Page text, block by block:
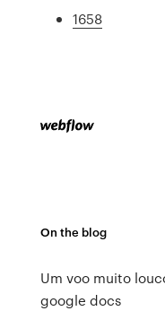
1658
On the blog
Um voo muito
google docs